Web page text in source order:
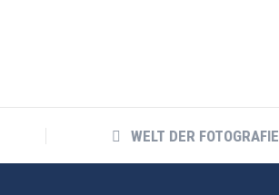
WELT DER FOTOGRAFIE